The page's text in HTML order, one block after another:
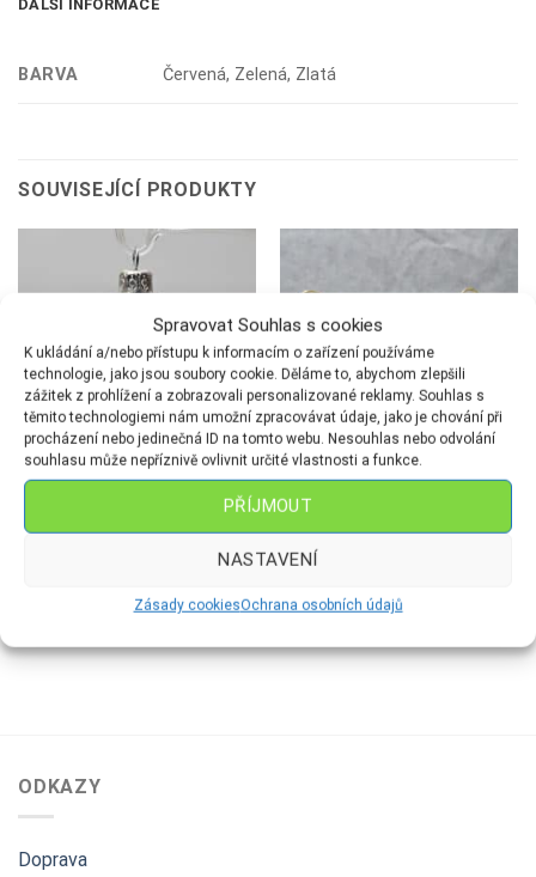
Spravovat Souhlas s cookies
K ukládání a/nebo přístupu k informacím o zařízení používáme
technologie, jako jsou soubory cookie. Děláme to, abychom zlepšili
zážitek z prohlížení a zobrazovali personalizované reklamy. Souhlas s
těmito technologiemi nám umožní zpracovávat údaje, jako je chování při
procházení nebo jedinečná ID na tomto webu. Nesouhlas nebo odvolání
souhlasu může nepříznivě ovlivnit určité vlastnosti a funkce.
PŘÍJMOUT
NASTAVENÍ
Zásady cookiesOchrana osobních údajů
DALŠÍ INFORMACE
BARVA Červená, Zelená, Zlatá
SOUVISEJÍCÍ PRODUKTY
KOULE FIGURKY
Veverka-malá
ODKAZY
Doprava